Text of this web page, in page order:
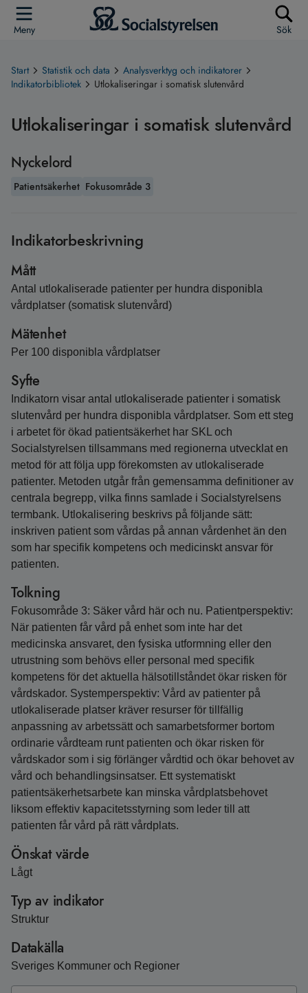
Meny Sök
Start Statistik och data
Analysverktyg och indikatorer
Indikatorbibliotek
Utlokaliseringar i somatisk slutenvård
Utlokaliseringar i somatisk slutenvård
Nyckelord
Patientsäkerhet Fokusområde 3
Indikatorbeskrivning
Mått
Antal utlokaliserade patienter per hundra disponibla
vårdplatser (somatisk slutenvård)
Mätenhet
Per 100 disponibla vårdplatser
Syfte
Indikatorn visar antal utlokaliserade patienter i somatisk
slutenvård per hundra disponibla vårdplatser. Som ett steg
i arbetet för ökad patientsäkerhet har SKL och
Socialstyrelsen tillsammans med regionerna utvecklat en
metod för att följa upp förekomsten av utlokaliserade
patienter. Metoden utgår från gemensamma definitioner av
centrala begrepp, vilka finns samlade i Socialstyrelsens
termbank. Utlokalisering beskrivs på följande sätt:
inskriven patient som vårdas på annan vårdenhet än den
som har specifik kompetens och medicinskt ansvar för
patienten.
Tolkning
Fokusområde 3: Säker vård här och nu. Patientperspektiv:
När patienten får vård på enhet som inte har det
medicinska ansvaret, den fysiska utformning eller den
utrustning som behövs eller personal med specifik
kompetens för det aktuella hälsotillståndet ökar risken för
vårdskador. Systemperspektiv: Vård av patienter på
utlokaliserade platser kräver resurser för tillfällig
anpassning av arbetssätt och samarbetsformer bortom
ordinarie vårdteam runt patienten och ökar risken för
vårdskador som i sig förlänger vårdtid och ökar behovet av
vård och behandlingsinsatser. Ett systematiskt
patientsäkerhetsarbete kan minska vårdplatsbehovet
liksom effektiv kapacitetsstyrning som leder till att
patienten får vård på rätt vårdplats.
Önskat värde
Lågt
Typ av indikator
Struktur
Datakälla
Sveriges Kommuner och Regioner